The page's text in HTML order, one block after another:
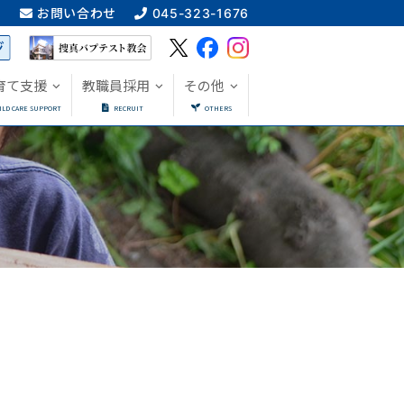
お問い合わせ 045-323-1676
て支援
CARE SUPPORT
教職員採用
RECRUIT
その他
OTHERS